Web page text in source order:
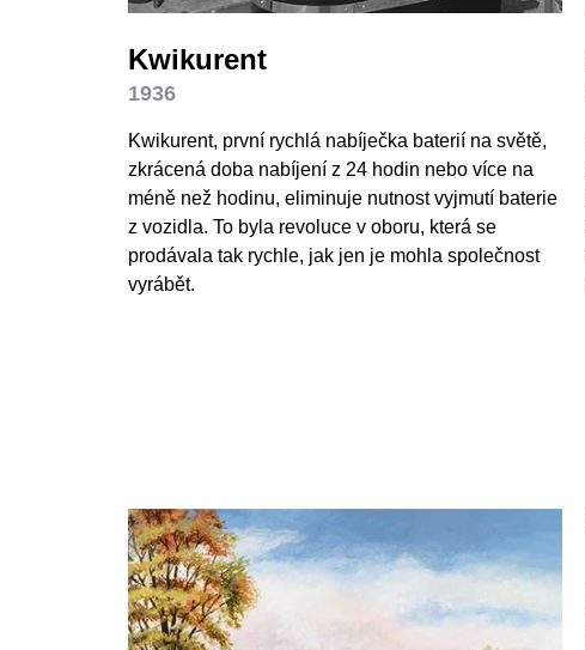
Kwikurent
1936
Kwikurent, první rychlá nabíječka baterií na světě,
zkrácená doba nabíjení z 24 hodin nebo více na
méně než hodinu, eliminuje nutnost vyjmutí baterie
z vozidla. To byla revoluce v oboru, která se
prodávala tak rychle, jak jen je mohla společnost
vyrábět.